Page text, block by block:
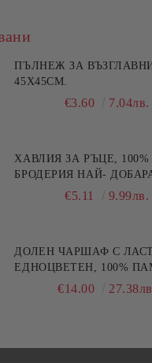
ПЪЛНЕЖ ЗА
45X45СМ.
€3.60 7.04лв.
ХАВЛИЯ ЗА РЪЦЕ,
БРОДЕРИЯ НАЙ-
МАЙКА/БАБА , РАЗМЕР:
€5.11 9.99лв.
ДОЛЕН ЧАРШАФ С
ЕДНОЦВЕТЕН, 100%
РАЗЛИЧНИ РАЗМЕРИ
€14.00